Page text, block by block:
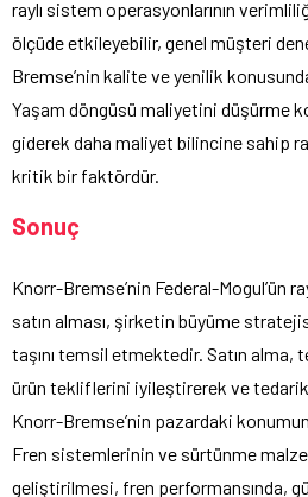
raylı sistem operasyonlarının
ölçüde etkileyebilir, genel müşteri
Bremse’nin kalite ve yenilik
Yaşam döngüsü maliyetini düşürme
giderek daha maliyet bilincine sahip
kritik bir faktördür.
Sonuç
Knorr-Bremse’nin Federal-Mogul’ün
satın alması, şirketin büyüme
taşını temsil etmektedir. Satın alma,
ürün tekliflerini iyileştirerek ve
Knorr-Bremse’nin pazardaki
Fren sistemlerinin ve sürtünme
geliştirilmesi, fren performansında,